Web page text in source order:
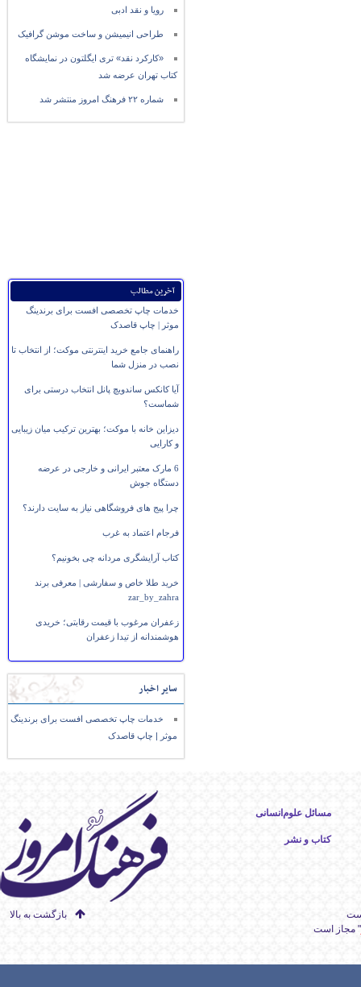
رویا و نقد ادبی
طراحی انیمیشن و ساخت موشن گرافیک
«کارکرد نقد» تری ایگلتون در نمایشگاه
کتاب تهران عرضه شد
شماره ۲۲ فرهنگ امروز منتشر شد
آخرین مطالب
خدمات چاپ تخصصی افست برای برندینگ
موثر | چاپ قاصدک
راهنمای جامع خرید اینترنتی موکت؛ از انتخاب تا
نصب در منزل شما
آیا کانکس ساندویچ پانل انتخاب درستی برای
شماست؟
دیزاین خانه با موکت؛ بهترین ترکیب میان زیبایی
و کارایی
6 مارک معتبر ایرانی و خارجی در عرضه
دستگاه جوش
چرا پیج های فروشگاهی نیاز به سایت دارند؟
فرجام اعتماد به غرب
کتاب آرایشگری مردانه چی بخونیم؟
خرید طلا خاص و سفارشی | معرفی برند
zar_by_zahra
زعفران مرغوب با قیمت رقابتی؛ خریدی
هوشمندانه از تیدا زعفران
سایر اخبار
خدمات چاپ تخصصی افست برای برندینگ
موثر | چاپ قاصدک
مسائل علوم‌انسانی
کتاب و نشر
بازگشت به بالا
" مجاز است